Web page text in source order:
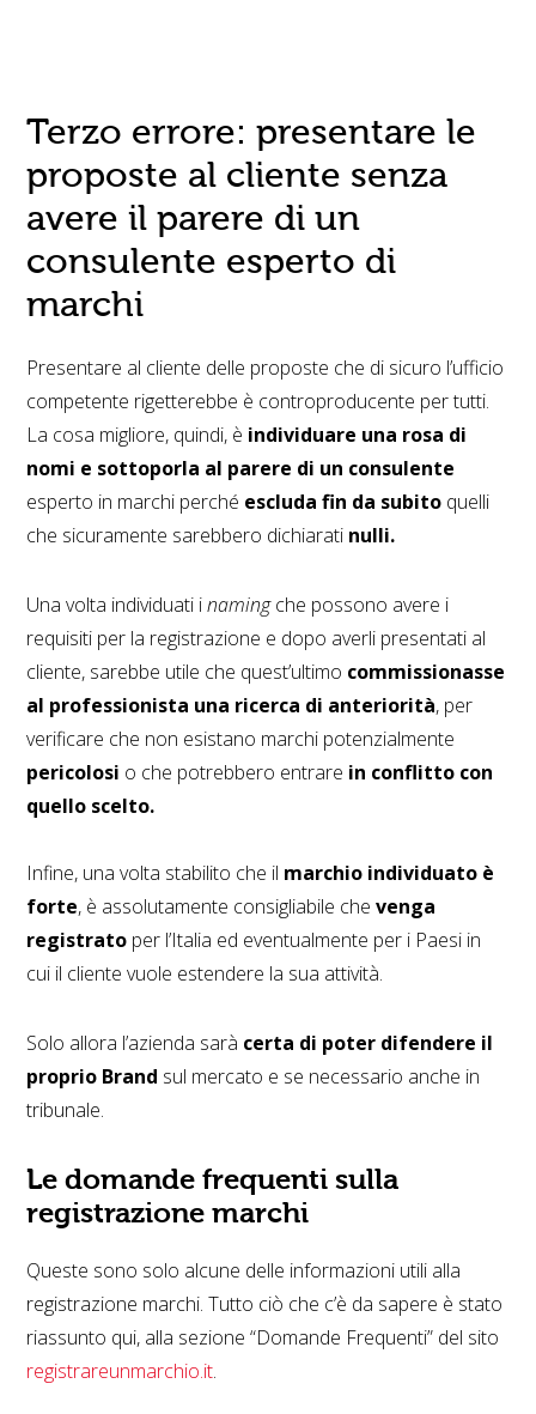
Terzo errore: presentare le
proposte al cliente senza
avere il parere di un
consulente esperto di
marchi
Presentare al cliente delle proposte che di sicuro l’ufficio
competente rigetterebbe è controproducente per tutti.
La cosa migliore, quindi, è individuare una rosa di
nomi e sottoporla al parere di un consulente
esperto in marchi perché escluda fin da subito quelli
che sicuramente sarebbero dichiarati nulli.
Una volta individuati inamingche possono avere i
requisiti per la registrazione e dopo averli presentati al
cliente, sarebbe utile che quest’ultimo commissionasse
al professionista una ricerca di anteriorità, per
verificare che non esistano marchi potenzialmente
pericolosi o che potrebbero entrare in conflitto con
quello scelto.
Infine, una volta stabilito che il marchio individuato è
forte, è assolutamente consigliabile chevenga
registrato per l’Italia ed eventualmente per i Paesi in
cui il cliente vuole estendere la sua attività.
Solo allora l’azienda sarà certa di poter difendere il
proprio Brand sul mercato e se necessario anche in
tribunale.
Le domande frequenti sulla
registrazione marchi
Queste sono solo alcune delle informazioni utili alla
registrazione marchi. Tutto ciò che c’è da sapere è stato
riassunto qui, alla sezione “Domande Frequenti” del sito
registrareunmarchio.it.